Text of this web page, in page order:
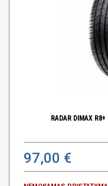
RADAR DIMAX
97,00 €